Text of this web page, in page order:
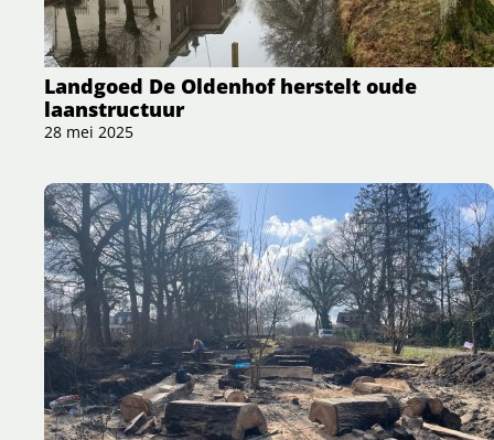
Landgoed De Oldenhof herstelt oude
laanstructuur
28 mei 2025